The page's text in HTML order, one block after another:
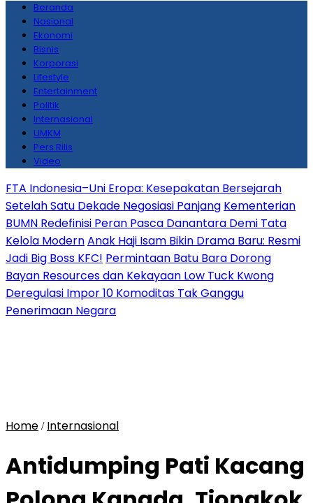
Beranda
Nasional
Ekonomi
Bisnis
Korporasi
Lifestyle
Entertainment
Politik
Internasional
UMKM
Pers Rilis
Video
FTA Indonesia–Uni Eropa: Kesepakatan Bersejarah
Setelah Satu Dekade Negosiasi Panjang Kementerian
BUMN Redefinisi Peran Pasca Danantara Demi Tata
Kelola ModernAnak Haji Isam Bikin Drama Baru: Resmi
Jadi Big Boss KFC! Permintaan Batu Bara Dorong
Bayan Resources dan Kekayaan Low Tuck Kwong
Deregulasi Impor 10 Komoditas Tak Ganggu
Penerimaan Negara
Home / Internasional
Antidumping Pati Kacang